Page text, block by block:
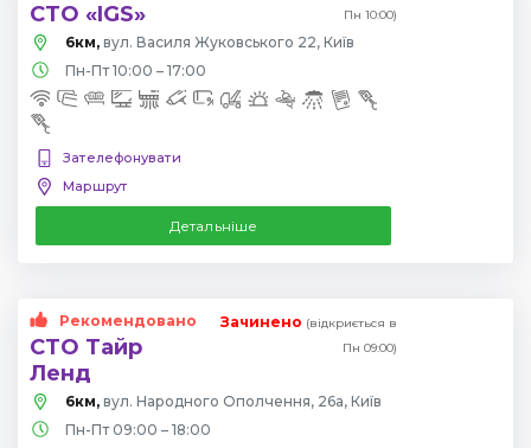
СТО «IGS»
Пн 10:00)
6км, вул. Василя Жуковського 22, Київ
Пн-Пт 10:00 – 17:00
Зателефонувати
Маршрут
Детальніше
Рекомендовано
СТО Тайр
Ленд
Зачинено (відкриється в
Пн 09:00)
6км, вул. Народного Ополчення, 26а, Київ
Пн-Пт 09:00 – 18:00